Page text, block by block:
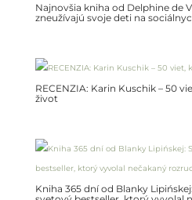
Najnovšia kniha od Delphine de
zneužívajú svoje deti na
RECENZIA: Karin Kuschik – 50
život
Kniha 365 dní od Blanky